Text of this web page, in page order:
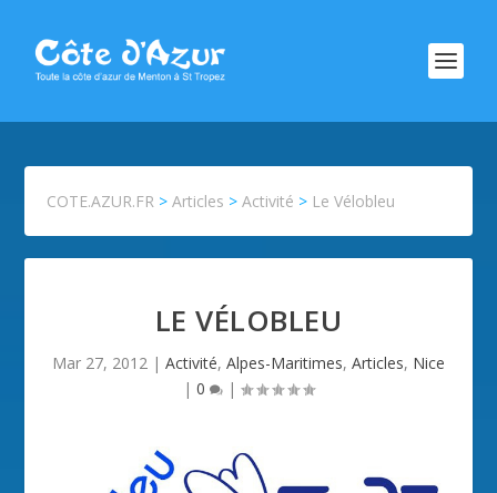
COTE.AZUR.FR >Articles >Activité > Le Vélobleu
LE VÉLOBLEU
Mar 27, 2012 | Activité, Alpes-Maritimes, Articles, Nice
| 0 |